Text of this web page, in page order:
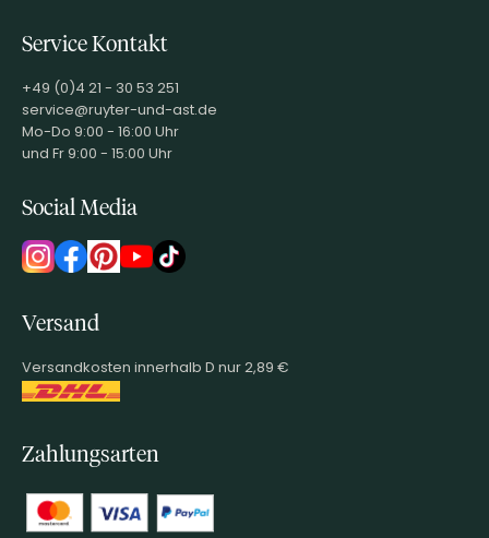
Service Kontakt
+49 (0)4 21 - 30 53 251
service@ruyter-und-ast.de
Mo-Do 9:00 - 16:00 Uhr
und Fr 9:00 - 15:00 Uhr
Social Media
Versand
Versandkosten innerhalb D nur 2,89 €
Zahlungsarten